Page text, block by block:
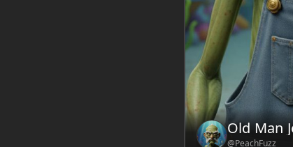
Mensaje
Old Man
@PeachFuzz